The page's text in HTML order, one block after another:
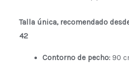
Talla única, recomendado
42
Contorno de pecho:90